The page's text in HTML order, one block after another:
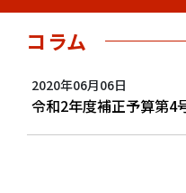
コラム
2020年06月06日
令和2年度補正予算第4